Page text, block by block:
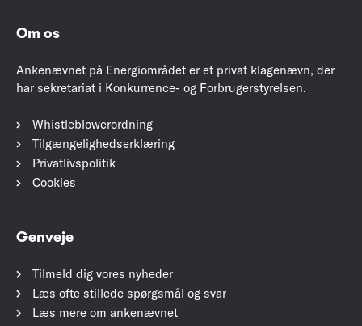
Om os
Ankenævnet på Energiområdet er et privat klagenævn, der
har sekretariat i Konkurrence- og Forbrugerstyrelsen.
Whistleblowerordning
Tilgængelighedserklæring
Privatlivspolitik
Cookies
Genveje
Tilmeld dig vores nyheder
Læs ofte stillede spørgsmål og svar
Læs mere om ankenævnet